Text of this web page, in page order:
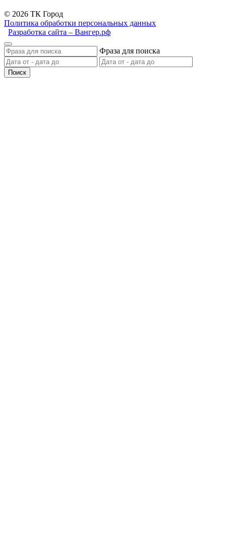
© 2026 ТК Город
Политика обработки персональных данных
Разработка сайта – Вангер.рф
Фраза для поиска
Поиск